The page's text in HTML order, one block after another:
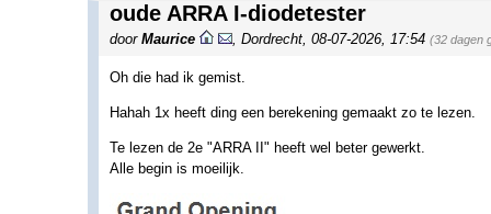
oude ARRA I-diodetester
door Maurice , Dordrecht, 08-07-2026, 17:54 (32 dagen
Oh die had ik gemist.
Hahah 1x heeft ding een berekening gemaakt zo te lezen.
Te lezen de 2e "ARRA II" heeft wel beter gewerkt.
Alle begin is moeilijk.